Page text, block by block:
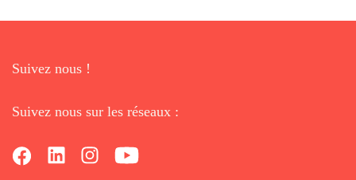
Suivez nous !
Suivez nous sur les réseaux :